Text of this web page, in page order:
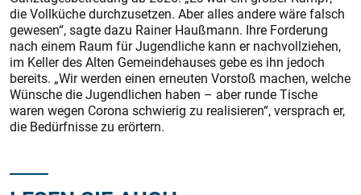
die Vollküche durchzusetzen. Aber alles andere wäre falsch
gewesen“, sagte dazu Rainer Haußmann. Ihre Forderung
nach einem Raum für Jugendliche kann er nachvollziehen,
im Keller des Alten Gemeindehauses gebe es ihn jedoch
bereits. „Wir werden einen erneuten Vorstoß machen, welche
Wünsche die Jugendlichen haben – aber runde Tische
waren wegen Corona schwierig zu realisieren“, versprach er,
die Bedürfnisse zu erörtern.